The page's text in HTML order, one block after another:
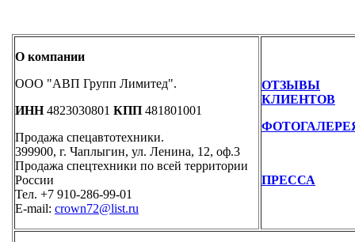
О компании
ООО "АВП Групп Лимитед".
ИНН4823030801 КПП 481801001
Продажа спецавтотехники.
399900, г. Чаплыгин, ул. Ленина, 12, оф.3
Продажа спецтехники по всей территории
России
Тел. +7 910-286-99-01
E-mail: crown72@list.ru
ОТЗЫВЫ
КЛИЕНТОВ
ПРЕССА